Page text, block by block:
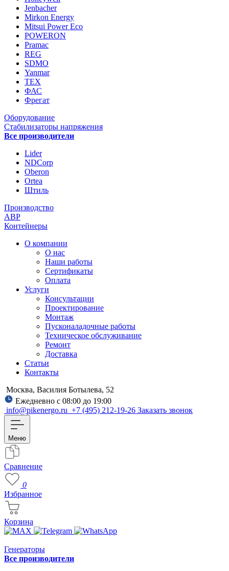
Jenbacher
Mirkon Energy
Mitsui Power Eco
POWERON
Pramac
REG
SDMO
Yanmar
ТЕХ
ФАС
Фрегат
Оборудование
Стабилизаторы напряжения
Все производители
Lider
NDCorp
Oberon
Ortea
Штиль
Производство
АВР
Контейнеры
О компании
О нас
Наши работы
Сертификаты
Оплата
Услуги
Консультации
Проектирование
Монтаж
Пусконаладочные работы
Техническое обслуживание
Ремонт
Доставка
Статьи
Контакты
Москва, Василия Ботылева, 52
Ежедневно с 08:00 до 19:00
info@pikenergo.ru +7 (495) 212-19-26 Заказать звонок
Меню
Сравнение
0
Избранное
Корзина
Генераторы
Все производители